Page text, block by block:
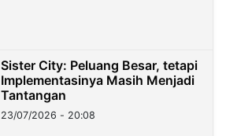
Sister City: Peluang Besar, tetapi
Implementasinya Masih Menjadi
Tantangan
23/07/2026 - 20:08